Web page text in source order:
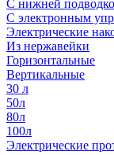
С нижней
С электронным
Электрические
Из нержавейки
Горизонтальные
Вертикальные
30 л
50л
80л
100л
Электрические